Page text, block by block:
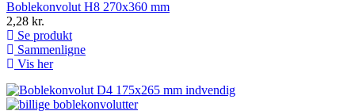
Boblekonvolut H8 270x360 mm
2,28 kr.
Se produkt
Sammenligne
Vis her